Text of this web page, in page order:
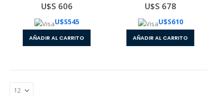
U$S 606
U$S545
AÑADIR AL CARRITO
U$S 678
U$S610
AÑADIR AL CARRITO